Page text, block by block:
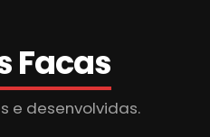
Facas
e desenvolvidas.